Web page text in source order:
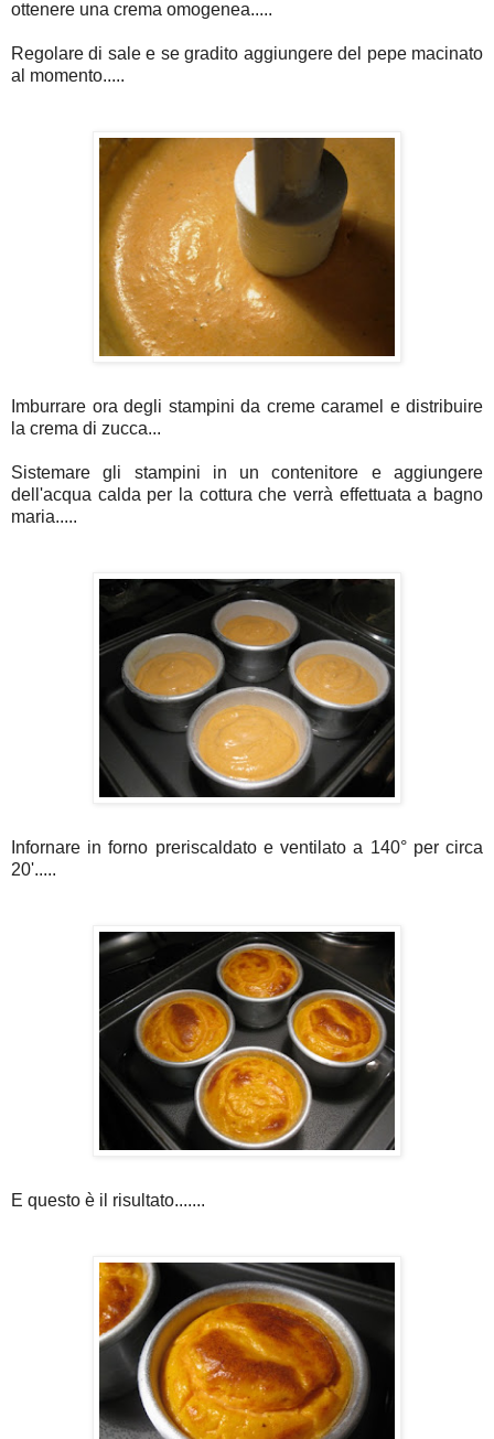
ottenere una crema omogenea.....
Regolare di sale e se gradito aggiungere del pepe macinato
al momento.....
Imburrare ora degli stampini da creme caramel e distribuire
la crema di zucca...
Sistemare gli stampini in un contenitore e aggiungere
dell'acqua calda per la cottura che verrà effettuata a bagno
maria.....
Infornare in forno preriscaldato e ventilato a 140° per circa
20'.....
E questo è il risultato.......